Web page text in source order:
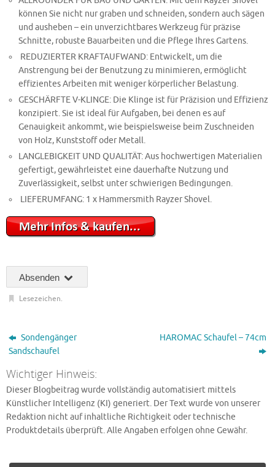
können Sie nicht nur graben und schneiden, sondern auch sägen
und ausheben – ein unverzichtbares Werkzeug für präzise
Schnitte, robuste Bauarbeiten und die Pflege Ihres Gartens.
REDUZIERTER KRAFTAUFWAND: Entwickelt, um die
Anstrengung bei der Benutzung zu minimieren, ermöglicht
effizientes Arbeiten mit weniger körperlicher Belastung.
GESCHÄRFTE V-KLINGE: Die Klinge ist für Präzision und Effizienz
konzipiert. Sie ist ideal für Aufgaben, bei denen es auf
Genauigkeit ankommt, wie beispielsweise beim Zuschneiden
von Holz, Kunststoff oder Metall.
LANGLEBIGKEIT UND QUALITÄT: Aus hochwertigen Materialien
gefertigt, gewährleistet eine dauerhafte Nutzung und
Zuverlässigkeit, selbst unter schwierigen Bedingungen.
LIEFERUMFANG: 1 x Hammersmith Rayzer Shovel.
Absenden
Lesezeichen.
Sondengänger
Sandschaufel
HAROMAC Schaufel – 74cm
Wichtiger Hinweis:
Dieser Blogbeitrag wurde vollständig automatisiert mittels
Künstlicher Intelligenz (KI) generiert. Der Text wurde von unserer
Redaktion nicht auf inhaltliche Richtigkeit oder technische
Produktdetails überprüft. Alle Angaben erfolgen ohne Gewähr.